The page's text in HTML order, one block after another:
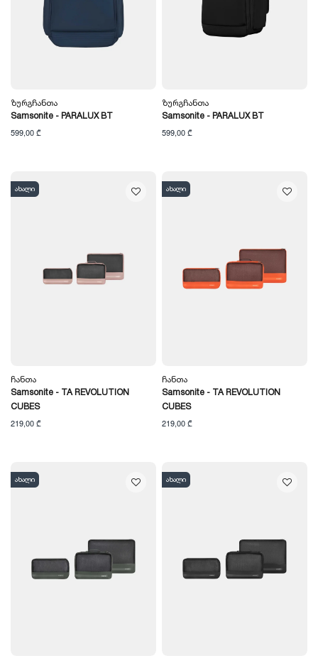
Ზურგჩანთა
Samsonite - PARALUX BT
599,00 ₾
Ზურგჩანთა
Samsonite - PARALUX BT
599,00 ₾
ახალი
Ჩანთა
Samsonite - TA REVOLUTION
CUBES
219,00 ₾
ახალი
Ჩანთა
Samsonite - TA REVOLUTION
CUBES
219,00 ₾
ახალი ახალი